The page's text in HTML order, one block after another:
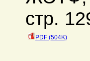
стр.
PDF (504K)